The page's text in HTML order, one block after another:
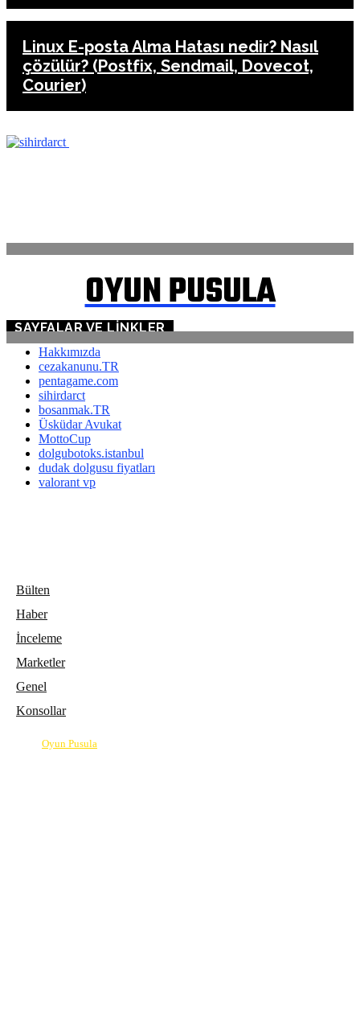
Linux E-posta Alma Hatası nedir? Nasıl
çözülür? (Postfix, Sendmail, Dovecot,
Courier)
OYUN PUSULA
SAYFALAR VE LINKLER
Hakkımızda
cezakanunu.TR
pentagame.com
sihirdarct
bosanmak.TR
Üsküdar Avukat
MottoCup
dolgubotoks.istanbul
dudak dolgusu fiyatları
valorant vp
Bülten
Haber
İnceleme
Marketler
Genel
Konsollar
Oyun Pusula